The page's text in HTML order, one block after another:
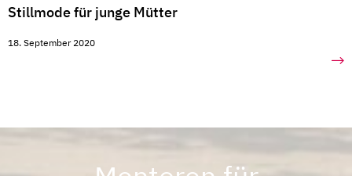
Stillmode für junge Mütter
18. September 2020